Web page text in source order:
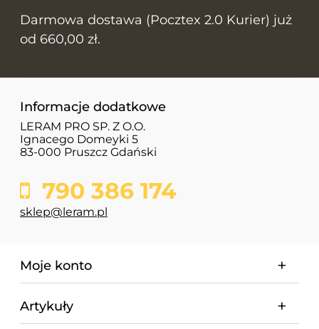
Darmowa dostawa (Pocztex 2.0 Kurier) już
od 660,00 zł.
Informacje dodatkowe
LERAM PRO SP. Z O.O.
Ignacego Domeyki 5
83-000 Pruszcz Gdański
790 386 174
sklep@leram.pl
Moje konto
Artykuły